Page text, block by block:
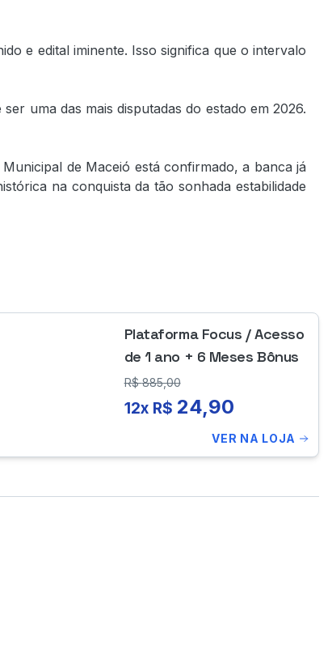
e edital iminente. Isso significa que o intervalo
uma das mais disputadas do estado em 2026.
de Maceió está confirmado, a banca já
na conquista da tão sonhada estabilidade
Plataforma Focus / Acesso
de 1 ano + 6 Meses Bônus
R$885,00
12x R$ 24,90
VER NA LOJA